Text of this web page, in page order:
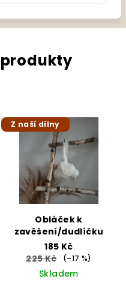
Z naší dílny
Obláček k
zavěšení/dudlíčku
185 Kč
225 Kč
(–17 %)
Skladem